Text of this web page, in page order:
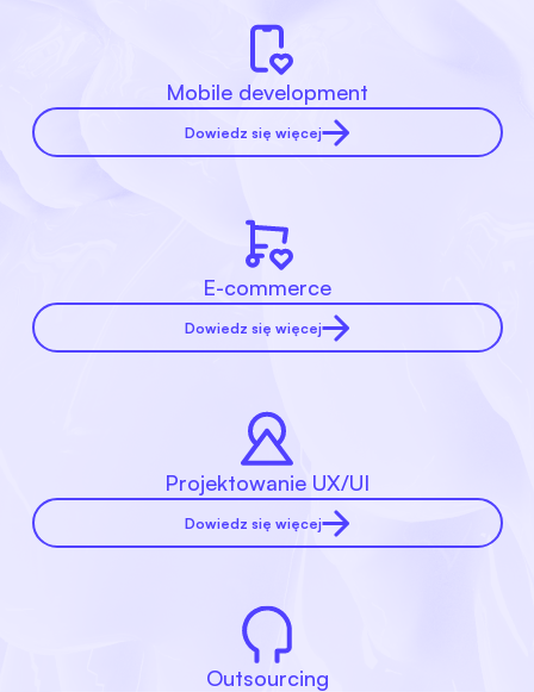
Mobile development
Dowiedz się więcej
E-commerce
Dowiedz się więcej
Projektowanie UX/UI
Dowiedz się więcej
Outsourcing